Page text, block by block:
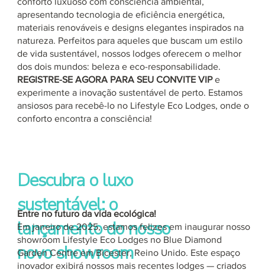
apresentando tecnologia de eficiência energética,
materiais renováveis e designs elegantes inspirados na
natureza. Perfeitos para aqueles que buscam um estilo
de vida sustentável, nossos lodges oferecem o melhor
dos dois mundos: beleza e eco-responsabilidade.
REGISTRE-SE AGORA PARA SEU CONVITE VIPe
experimente a inovação sustentável de perto. Estamos
ansiosos para recebê-lo no Lifestyle Eco Lodges, onde o
conforto encontra a consciência!
Descubra o luxo
sustentável: o
lançamento do nosso
novo showroom
Entre no futuro da vida ecológica!
Em janeiro de 2025, estamos felizes em inaugurar nosso
showroom Lifestyle Eco Lodges no Blue Diamond
Garden Centre em Bicester, Reino Unido. Este espaço
inovador exibirá nossos mais recentes lodges — criados